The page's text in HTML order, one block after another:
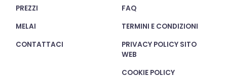
PREZZI
MELAI
CONTATTACI
FAQ
TERMINI E CONDIZIONI
PRIVACY POLICY SITO
WEB
COOKIE POLICY